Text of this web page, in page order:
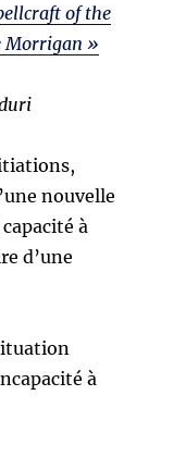
of the
Morrigan »
nouvelle
à
d’une
à